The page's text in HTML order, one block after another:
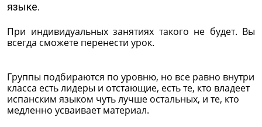
языке.
При индивидуальных занятиях такого не будет. Вы
всегда сможете перенести урок.
Группы подбираются по уровню, но все равно внутри
класса есть лидеры и отстающие, есть те, кто владеет
испанским языком чуть лучше остальных, и те, кто
медленно усваивает материал.